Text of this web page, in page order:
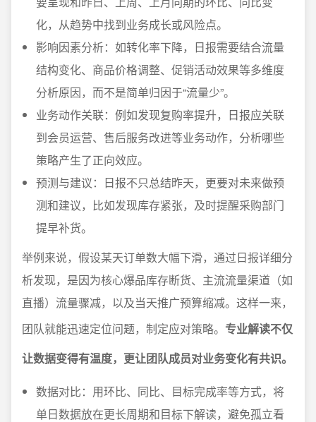
化，从趋势中找到业务成长或风险点。
影响因素分析：如转化率下降，日报需要结合流量
结构变化、商品价格调整、促销活动效果等多维度
分析原因，而不是简单归因于“流量少”。
业务动作关联：例如发现复购率提升，日报应关联
到会员运营、售后服务改进等业务动作，分析哪些
策略产生了正向效应。
预测与建议：日报不只总结昨天，更要对未来做预
测和建议，比如发现库存紧张，及时提醒采购部门
提早补货。
举例来说，假设某天订单数大幅下滑，通过日报详细分
析发现，是因为核心爆品库存断货、主流流量渠道（如
直播）流量骤减，以及当天推广预算缩减。这样一来，
团队就能迅速定位问题，制定应对策略。 专业解读不仅
让数据变得有温度，更让团队成员对业务变化有共识。
数据对比：用环比、同比、目标完成率等方式，将
单日数据放在更长周期和目标下解读，避免孤立看